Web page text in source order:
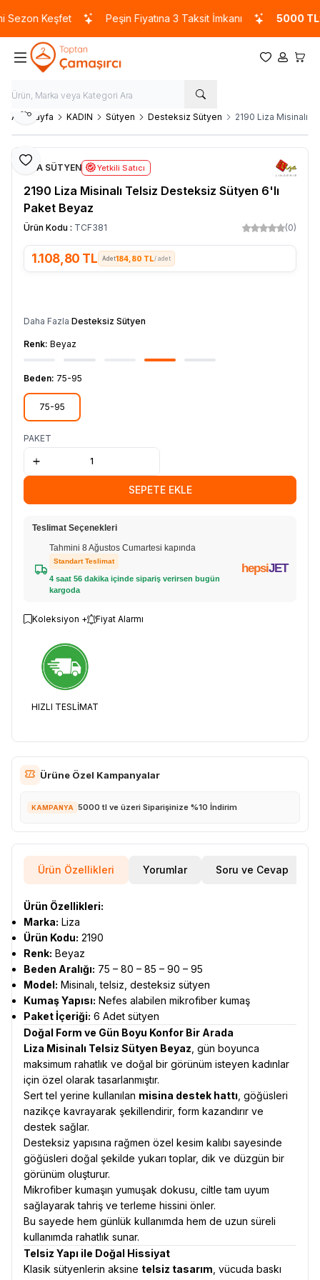
Keşfet Peşin Fiyatına 3 Taksit İmkanı 5000 TL
Favorilerim
Hesabım
Ana Sayfa KADIN Sütyen Desteksiz Sütyen 2190 Liza Misinalı
Favoriye Ekle
Paylaş
LİZA SÜTYEN Yetkili Satıcı
2190 Liza Misinalı Telsiz Desteksiz Sütyen 6'lı
Paket Beyaz
Ürün Kodu : TCF381 (0)
1.108,80 TL 184,80 TL/ adet
Daha Fazla Desteksiz Sütyen
Renk: Beyaz
Beden: 75-95
75-95
PAKET
SEPETE EKLE
Teslimat Seçenekleri
Tahmini 8 Ağustos Cumartesi kapında
Standart Teslimat
4 saat 56 dakika içinde sipariş verirsen bugün
kargoda
hepsiJET
Koleksiyon + Fiyat Alarmı
HIZLI TESLİMAT
Ürüne Özel Kampanyalar
KAMPANYA 5000 tl ve üzeri Siparişinize %10 İndirim
Ürün Özellikleri Yorumlar Soru ve Cevap
Ürün Özellikleri:
Marka: Liza
Ürün Kodu: 2190
Renk: Beyaz
Beden Aralığı: 75 – 80 – 85 – 90 – 95
Model: Misinalı, telsiz, desteksiz sütyen
Kumaş Yapısı: Nefes alabilen mikrofiber kumaş
Paket İçeriği: 6 Adet sütyen
Doğal Form ve Gün Boyu Konfor Bir Arada
Liza Misinalı Telsiz Sütyen Beyaz , gün boyunca
maksimum rahatlık ve doğal bir görünüm isteyen kadınlar
için özel olarak tasarlanmıştır.
Sert tel yerine kullanılan misina destek hattı , göğüsleri
nazikçe kavrayarak şekillendirir, form kazandırır ve
destek sağlar.
Desteksiz yapısına rağmen özel kesim kalıbı sayesinde
göğüsleri doğal şekilde yukarı toplar, dik ve düzgün bir
görünüm oluşturur.
Mikrofiber kumaşın yumuşak dokusu, ciltle tam uyum
sağlayarak tahriş ve terleme hissini önler.
Bu sayede hem günlük kullanımda hem de uzun süreli
kullanımda rahatlık sunar.
Telsiz Yapı ile Doğal Hissiyat
Klasik sütyenlerin aksine telsiz tasarım , vücuda baskı